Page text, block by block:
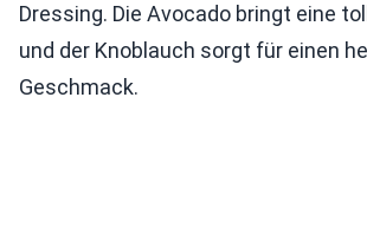
Dressing. Die Avocado bringt eine
und der Knoblauch sorgt für einen
Geschmack.